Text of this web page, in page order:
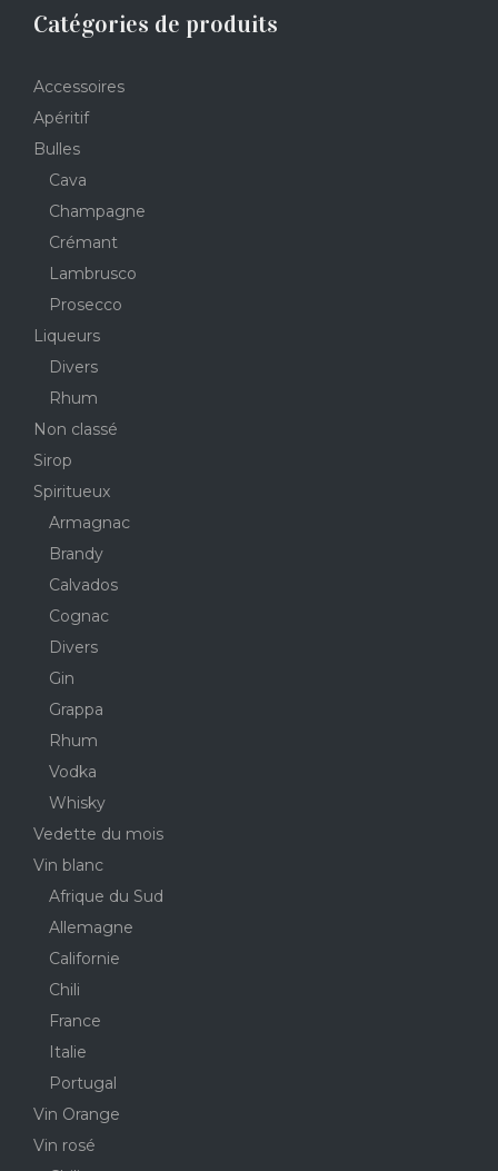
Catégories de produits
Accessoires
Apéritif
Bulles
Cava
Champagne
Crémant
Lambrusco
Prosecco
Liqueurs
Divers
Rhum
Non classé
Sirop
Spiritueux
Armagnac
Brandy
Calvados
Cognac
Divers
Gin
Grappa
Rhum
Vodka
Whisky
Vedette du mois
Vin blanc
Afrique du Sud
Allemagne
Californie
Chili
France
Italie
Portugal
Vin Orange
Vin rosé